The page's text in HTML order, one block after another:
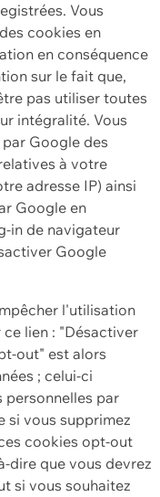
Vous
cookies en
en conséquence
sur le fait que,
pas utiliser toutes
intégralité. Vous
Google des
à votre
adresse IP) ainsi
Google en
in de navigateur
Google
l'utilisation
lien : "Désactiver
out" est alors
; celui-ci
personnelles par
si vous supprimez
cookies opt-out
dire que vous devrez
si vous souhaitez